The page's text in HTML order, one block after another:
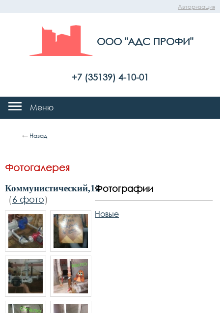
Авторизация
ООО "АДС ПРОФИ"
+7 (35139) 4-10-01
Меню
← Назад
Фотогалерея
Фотографии
Новые
Коммунистический,12
(6 фото)